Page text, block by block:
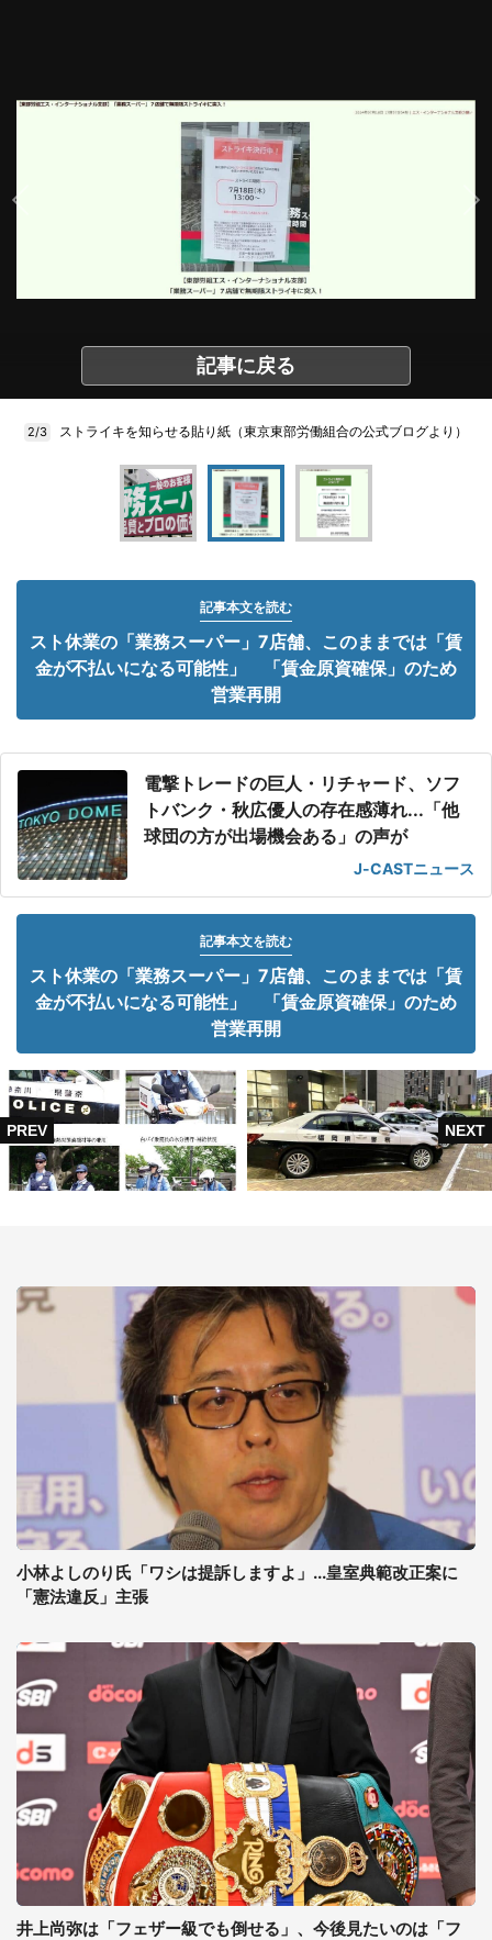
記事に戻る
2/3 ストライキを知らせる貼り紙（東京東部労働組合の公式ブログより）
記事本文を読む
スト休業の「業務スーパー」7店舗、このままでは「賃
金が不払いになる可能性」 「賃金原資確保」のため
営業再開
電撃トレードの巨人・リチャード、ソフ
トバンク・秋広優人の存在感薄れ...「他
球団の方が出場機会ある」の声が
J-CASTニュース
記事本文を読む
スト休業の「業務スーパー」7店舗、このままでは「賃
金が不払いになる可能性」 「賃金原資確保」のため
営業再開
小林よしのり氏「ワシは提訴しますよ」...皇室典範改正案に
「憲法違反」主張
井上尚弥は「フェザー級でも倒せる」、今後見たいのは「フ